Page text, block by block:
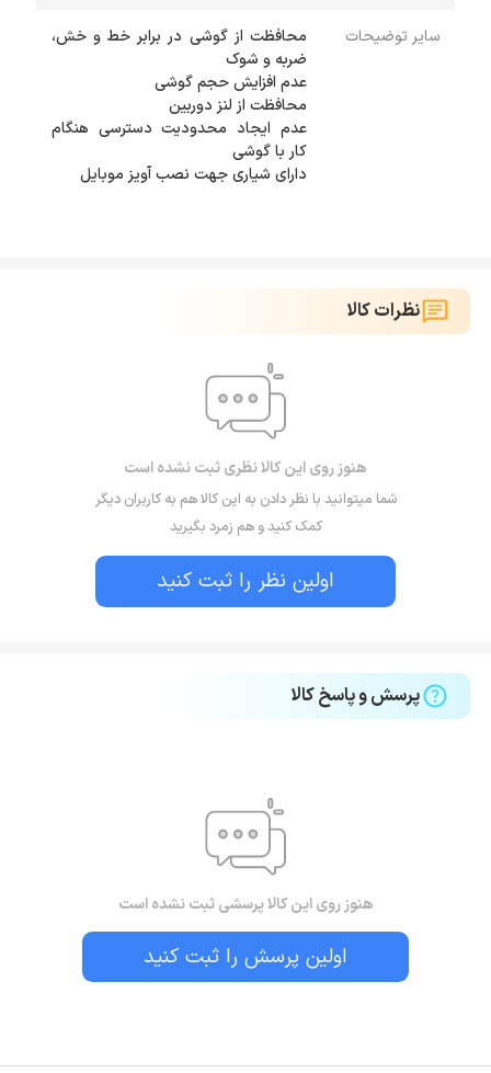
سایر توضیحات
محافظت از گوشی در برابر خط و خش،
ضربه و شوک
عدم افزایش حجم گوشی
محافظت از لنز دوربین
عدم ایجاد محدودیت دسترسی هنگام
کار با گوشی
دارای شیاری جهت نصب آویز موبایل
نظرات کالا
هنوز روی این کالا نظری ثبت نشده است
شما میتوانید با نظر دادن به این کالا هم به کاربران دیگر
کمک کنید و هم زمرد بگیرید
اولین نظر را ثبت کنید
پرسش و پاسخ کالا
هنوز روی این کالا پرسشی ثبت نشده است
اولین پرسش را ثبت کنید